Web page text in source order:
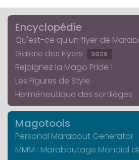
Encyclopédie
Qu'est-ce qu'un flyer de
Galerie des Flyers
3025
Rejoignez la Mago Pride !
Les Figures de Style
Herméneutique des sortilèges
Magotools
Personal Marabout Generator
MMM : Maraboutage Mondial